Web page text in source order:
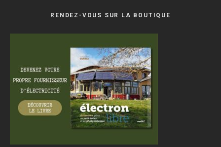
RENDEZ-VOUS SUR LA BOUTIQUE